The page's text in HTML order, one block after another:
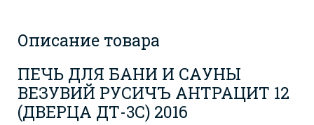
Описание товара
ПЕЧЬ ДЛЯ БАНИ И САУНЫ
ВЕЗУВИЙ РУСИЧЪ АНТРАЦИТ 12
(ДВЕРЦА ДТ-3С) 2016